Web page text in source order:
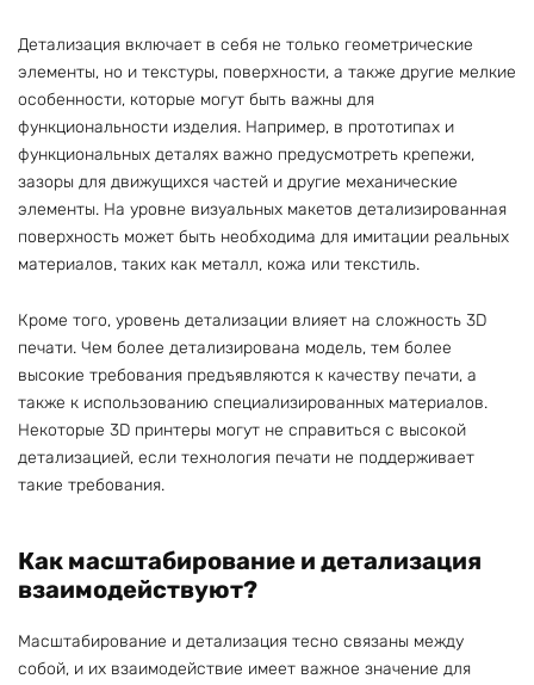
Детализация включает в себя не только геометрические
элементы, но и текстуры, поверхности, а также другие мелкие
особенности, которые могут быть важны для
функциональности изделия. Например, в прототипах и
функциональных деталях важно предусмотреть крепежи,
зазоры для движущихся частей и другие механические
элементы. На уровне визуальных макетов детализированная
поверхность может быть необходима для имитации реальных
материалов, таких как металл, кожа или текстиль.
Кроме того, уровень детализации влияет на сложность 3D
печати. Чем более детализирована модель, тем более
высокие требования предъявляются к качеству печати, а
также к использованию специализированных материалов.
Некоторые 3D принтеры могут не справиться с высокой
детализацией, если технология печати не поддерживает
такие требования.
Как масштабирование и детализация
взаимодействуют?
Масштабирование и детализация тесно связаны между
собой, и их взаимодействие имеет важное значение для